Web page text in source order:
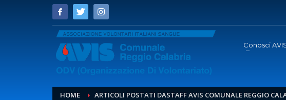
Conosci
HOME
ARTICOLI POSTATI DASTAFF AVIS COMUNALE REGGIO